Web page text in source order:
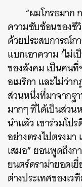
“ผมโกรธมาก
ความซับซ้อนของชี
ด้วยประสบการณ์ก
แบกเอาความ ‘ไม่
ของสังคม เป็นคน
อเมริกา และไม่ว่
ส่วนหนึ่งที่มาจาก
มากๆ ที่ได้เป็นส่วน
นำแล้ว เขาร่วมโป
อย่างตรงไปตรงม
เสมอ” ยอนพูดถึงก
ยนตร์ดราม่ายอดเ
ต่างประเทศของเว